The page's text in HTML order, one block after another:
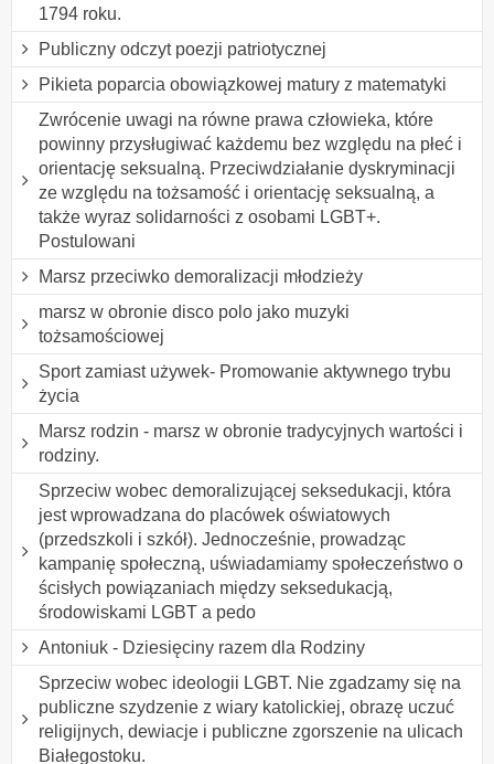
1794 roku.
Publiczny odczyt poezji patriotycznej
Pikieta poparcia obowiązkowej matury z matematyki
Zwrócenie uwagi na równe prawa człowieka, które
powinny przysługiwać każdemu bez względu na płeć i
orientację seksualną. Przeciwdziałanie dyskryminacji
ze względu na tożsamość i orientację seksualną, a
także wyraz solidarności z osobami LGBT+.
Postulowani
Marsz przeciwko demoralizacji młodzieży
marsz w obronie disco polo jako muzyki
tożsamościowej
Sport zamiast używek- Promowanie aktywnego trybu
życia
Marsz rodzin - marsz w obronie tradycyjnych wartości i
rodziny.
Sprzeciw wobec demoralizującej seksedukacji, która
jest wprowadzana do placówek oświatowych
(przedszkoli i szkół). Jednocześnie, prowadząc
kampanię społeczną, uświadamiamy społeczeństwo o
ścisłych powiązaniach między seksedukacją,
środowiskami LGBT a pedo
Antoniuk - Dziesięciny razem dla Rodziny
Sprzeciw wobec ideologii LGBT. Nie zgadzamy się na
publiczne szydzenie z wiary katolickiej, obrazę uczuć
religijnych, dewiacje i publiczne zgorszenie na ulicach
Białegostoku.